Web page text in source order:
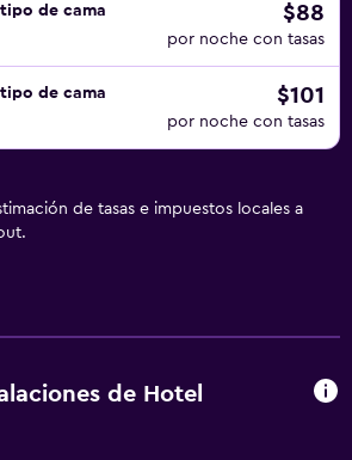
de cama
$88
por noche con tasas
de cama
$101
por noche con tasas
de tasas e impuestos locales a
de Hotel